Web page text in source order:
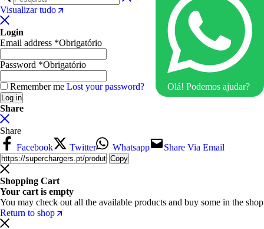
Olá! Podemos ajudar?
Visualizar tudo
Login
Email address *Obrigatório
Password *Obrigatório
Remember me Lost your password?
Log in
Share
Share
Facebook
Twitter Whatsapp Share Via Email
Copy
Shopping Cart
Your cart is empty
You may check out all the available products and buy some in the shop
Return to shop